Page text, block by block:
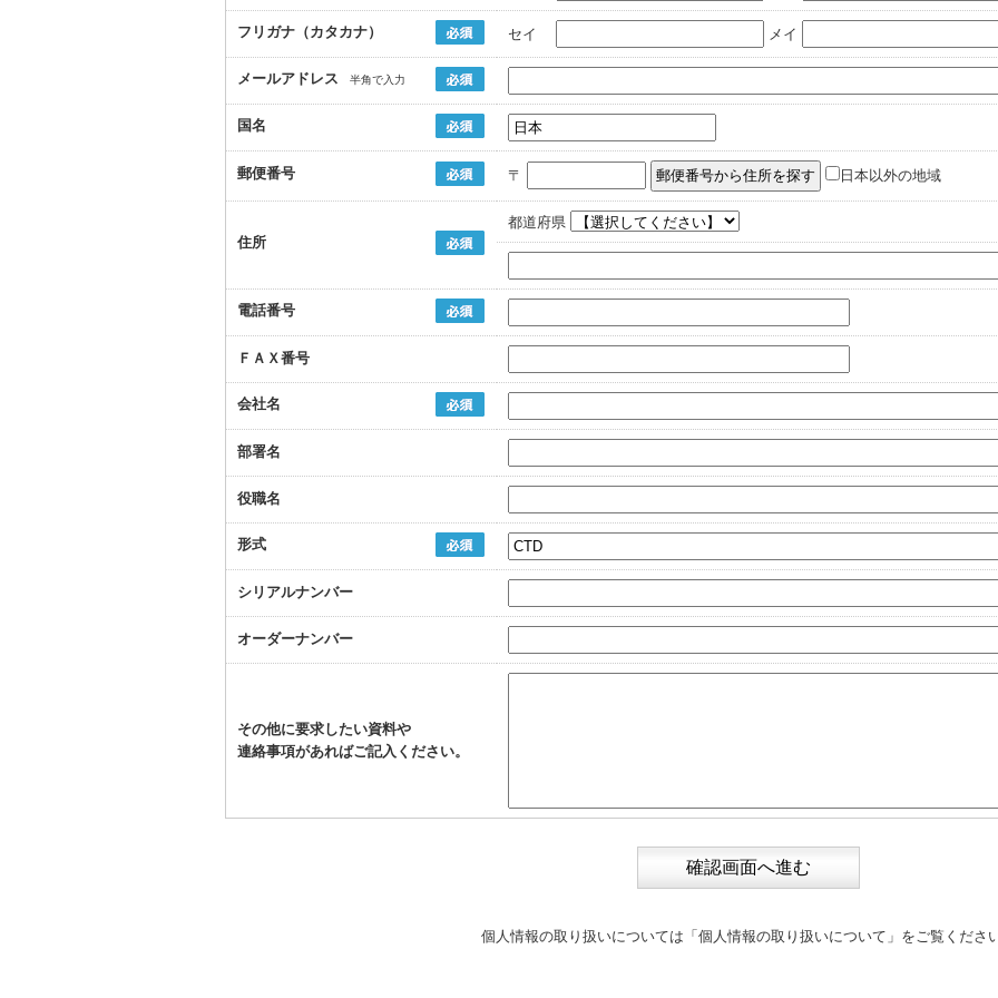
フリガナ（カタカナ） セイ メイ
メールアドレス 半角で入力
国名
郵便番号 〒 日本以外の地域
住所
都道府県
電話番号
ＦＡＸ番号
会社名
部署名
役職名
形式
シリアルナンバー
オーダーナンバー
その他に要求したい資料や
連絡事項があればご記入ください。
個人情報の取り扱いについては 「個人情報の取り扱いについて」 をご覧くださ